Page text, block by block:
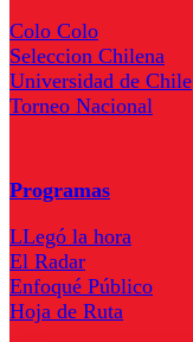
Colo Colo
Seleccion Chilena
Universidad de Chile
Torneo Nacional
Programas
LLegó la hora
El Radar
Enfoqué Público
Hoja de Ruta